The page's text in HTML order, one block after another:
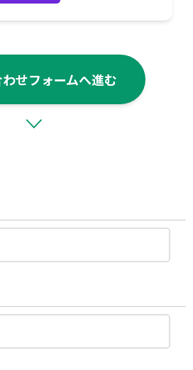
せフォームへ進む